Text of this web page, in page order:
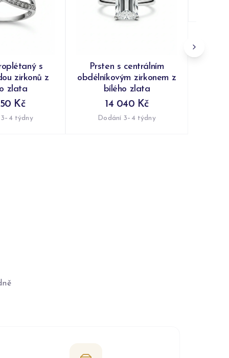
s
zirkonů z
zlata
Kč
týdny
Prsten s centrálním
obdélníkovým zirkonem z
bílého zlata
14 040 Kč
Dodání 3–4 týdny